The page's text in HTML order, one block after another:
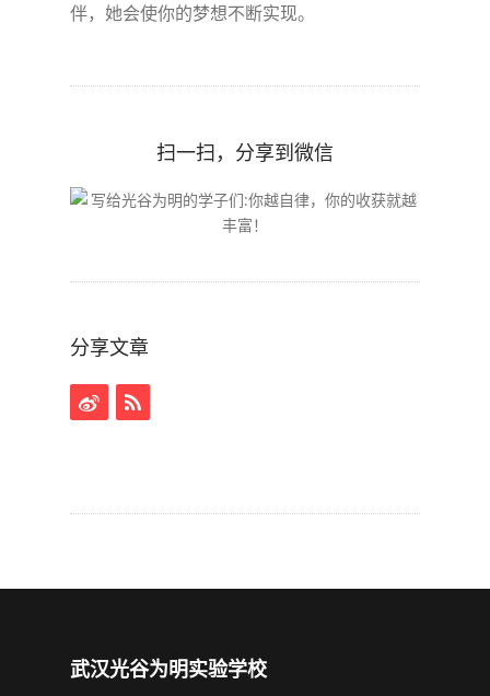
伴，她会使你的梦想不断实现。
扫一扫，分享到微信
分享文章
武汉光谷为明实验学校